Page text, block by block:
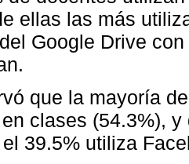
ellas las más
Google Drive
que la mayoría
clases (54.3%),
39.5% utiliza